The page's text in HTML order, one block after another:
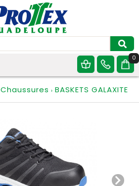
0
Chaussures › BASKETS GALAXITE